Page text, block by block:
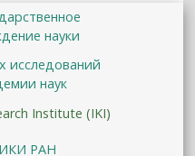
науки
исследований
наук
Institute (IKI)
ИКИ РАН